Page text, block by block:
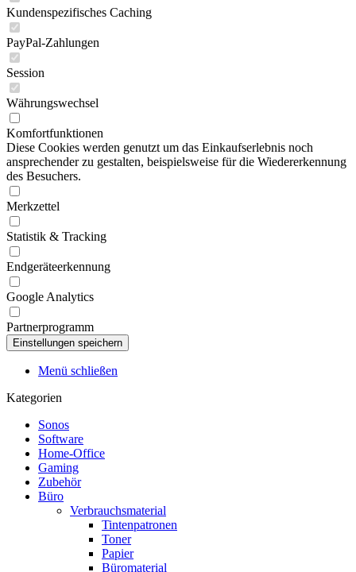
Kundenspezifisches Caching
PayPal-Zahlungen
Session
Währungswechsel
Komfortfunktionen
Diese Cookies werden genutzt um das Einkaufserlebnis noch
ansprechender zu gestalten, beispielsweise für die Wiedererkennung
des Besuchers.
Merkzettel
Statistik & Tracking
Endgeräteerkennung
Google Analytics
Partnerprogramm
Menü schließen
Kategorien
Sonos
Software
Home-Office
Gaming
Zubehör
Büro
Verbrauchsmaterial
Tintenpatronen
Toner
Papier
Büromaterial